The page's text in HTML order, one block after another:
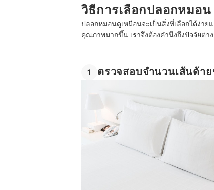
วิธีการเลือกปลอกหมอน
ปลอกหมอนดูเหมือนจะเป็นสิ่งที่เลือกได้ง่าย
คุณภาพมากขึ้น เราจึงต้องคำนึงถึงปัจจัยต่า
1 ตรวจสอบจำนวนเส้นด้า